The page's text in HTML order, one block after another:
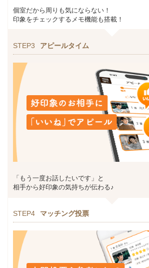
個室だから周りも気にならない！
印象をチェックするメモ機能も搭載！
STEP3 アピールタイム
「もう一度お話したいです」と
相手から好印象の気持ちが伝わる♪
STEP4 マッチング投票